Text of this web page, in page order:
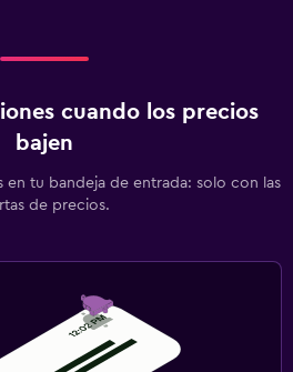
cuando los precios
bajen
en tu bandeja de entrada: solo con las
de precios.